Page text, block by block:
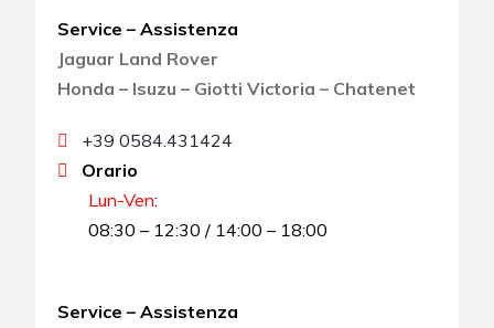
Service – Assistenza
Jaguar Land Rover
Honda – Isuzu – Giotti Victoria – Chatenet
+39 0584.431424
Orario
Lun-Ven:
08:30 – 12:30 / 14:00 – 18:00
Service – Assistenza